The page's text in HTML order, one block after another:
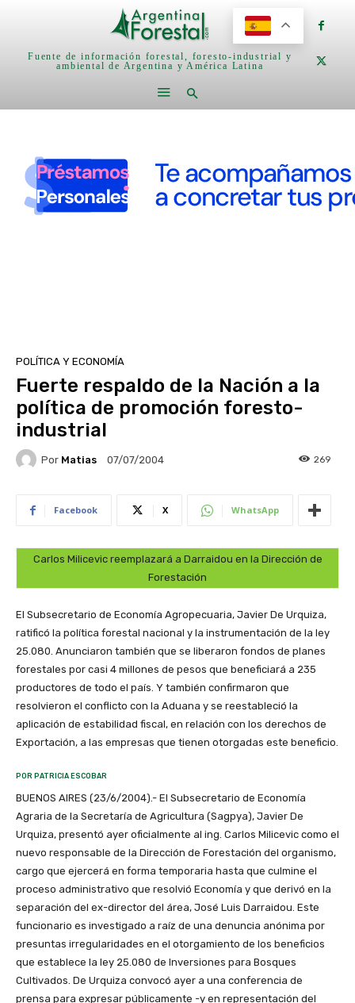
Fuente de información forestal, foresto-industrial y
ambiental de Argentina y América Latina
POLÍTICA Y ECONOMÍA
Fuerte respaldo de la Nación a la
política de promoción foresto-
industrial
Por Matias 07/07/2004 269
Facebook X WhatsApp
Carlos Milicevic reemplazará a Darraidou en la Dirección de
Forestación
El Subsecretario de Economía Agropecuaria, Javier De Urquiza,
ratificó la política forestal nacional y la instrumentación de la ley
25.080. Anunciaron también que se liberaron fondos de planes
forestales por casi 4 millones de pesos que beneficiará a 235
productores de todo el país. Y también confirmaron que
resolvieron el conflicto con la Aduana y se reestableció la
aplicación de estabilidad fiscal, en relación con los derechos de
Exportación, a las empresas que tienen otorgadas este beneficio.
POR PATRICIA ESCOBAR
BUENOS AIRES (23/6/2004).- El Subsecretario de Economía
Agraria de la Secretaría de Agricultura (Sagpya), Javier De
Urquiza, presentó ayer oficialmente al ing. Carlos Milicevic como el
nuevo responsable de la Dirección de Forestación del organismo,
cargo que ejercerá en forma temporaria hasta que culmine el
proceso administrativo que resolvió Economía y que derivó en la
separación del ex-director del área, José Luis Darraidou. Este
funcionario es investigado a raíz de una denuncia anónima por
presuntas irregularidades en el otorgamiento de los beneficios
que establece la ley 25.080 de Inversiones para Bosques
Cultivados. De Urquiza convocó ayer a una conferencia de
prensa para expresar públicamente -y en representación del